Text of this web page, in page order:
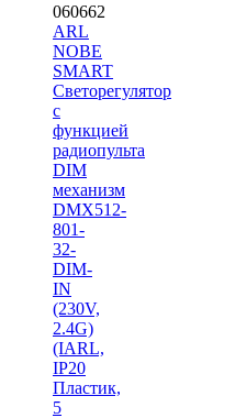
060662
ARL
NOBE
SMART
Светорегулятор
с
функцией
радиопульта
DIM
механизм
DMX512-
801-
32-
DIM-
IN
(230V,
2.4G)
(IARL,
IP20
Пластик,
5